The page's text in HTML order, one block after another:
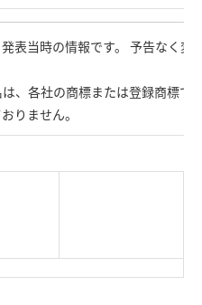
表当時の情報です。 予告なく変
、各社の商標または登録商標で
りません。